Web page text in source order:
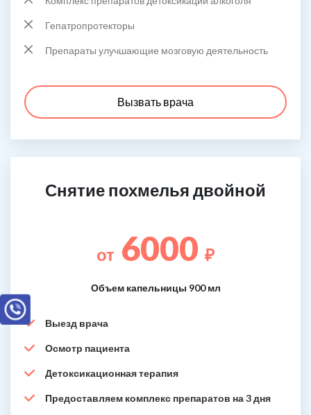
Гепатропротекторы
Препараты улучшающие мозговую деятельность
Вызвать врача
Снятие похмелья двойной
от 6000 ₽
Объем капельницы 900 мл
Выезд врача
Осмотр пациента
Детоксикационная терапия
Предоставляем комплекс препаратов на 3 дня